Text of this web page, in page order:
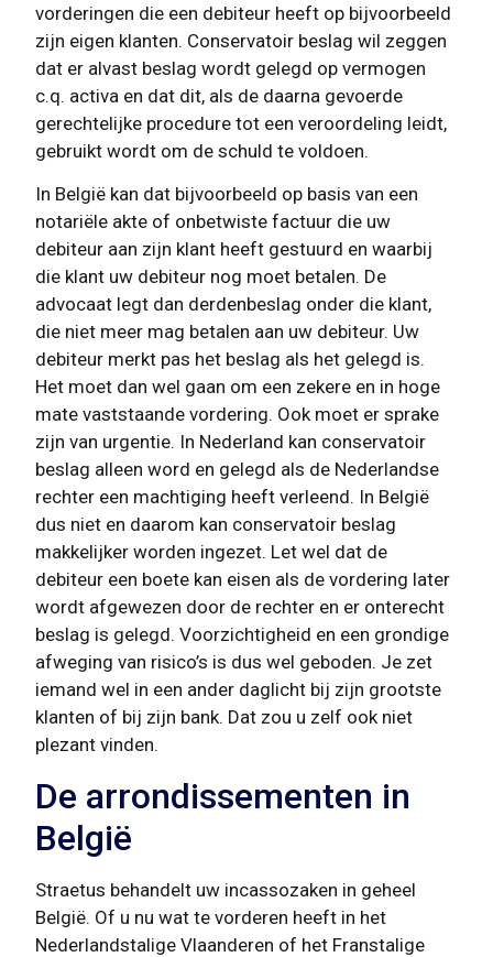
vorderingen die een debiteur heeft op bijvoorbeeld
zijn eigen klanten. Conservatoir beslag wil zeggen
dat er alvast beslag wordt gelegd op vermogen
c.q. activa en dat dit, als de daarna gevoerde
gerechtelijke procedure tot een veroordeling leidt,
gebruikt wordt om de schuld te voldoen.
In België kan dat bijvoorbeeld op basis van een
notariële akte of onbetwiste factuur die uw
debiteur aan zijn klant heeft gestuurd en waarbij
die klant uw debiteur nog moet betalen. De
advocaat legt dan derdenbeslag onder die klant,
die niet meer mag betalen aan uw debiteur. Uw
debiteur merkt pas het beslag als het gelegd is.
Het moet dan wel gaan om een zekere en in hoge
mate vaststaande vordering. Ook moet er sprake
zijn van urgentie. In Nederland kan conservatoir
beslag alleen word en gelegd als de Nederlandse
rechter een machtiging heeft verleend. In België
dus niet en daarom kan conservatoir beslag
makkelijker worden ingezet. Let wel dat de
debiteur een boete kan eisen als de vordering later
wordt afgewezen door de rechter en er onterecht
beslag is gelegd. Voorzichtigheid en een grondige
afweging van risico’s is dus wel geboden. Je zet
iemand wel in een ander daglicht bij zijn grootste
klanten of bij zijn bank. Dat zou u zelf ook niet
plezant vinden.
De arrondissementen in
België
Straetus behandelt uw incassozaken in geheel
België. Of u nu wat te vorderen heeft in het
Nederlandstalige Vlaanderen of het Franstalige